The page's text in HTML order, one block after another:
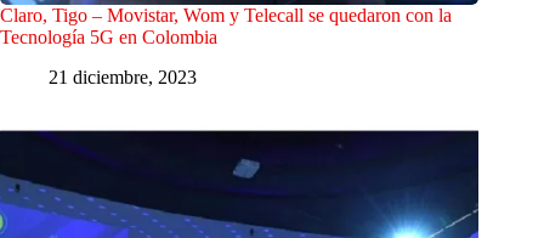
Claro, Tigo – Movistar, Wom y Telecall se quedaron con la
Tecnología 5G en Colombia
21 diciembre, 2023